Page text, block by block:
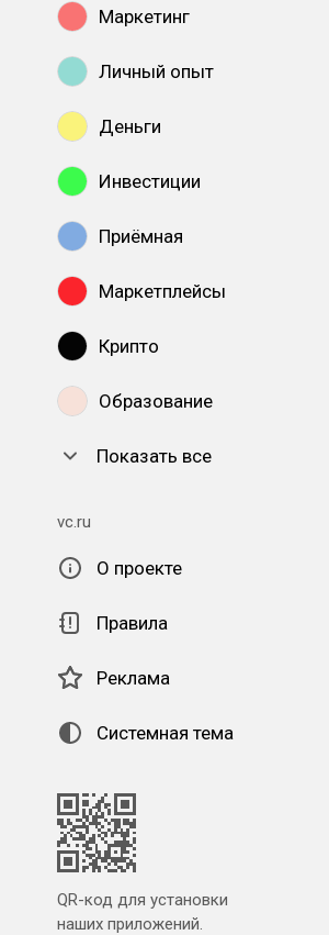
Маркетинг
Личный опыт
Деньги
Инвестиции
Приёмная
Маркетплейсы
Крипто
Образование
Показать все
vc.ru
О проекте
Правила
Реклама
Системная тема
QR-код для установки
наших приложений.